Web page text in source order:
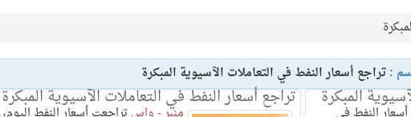
:تراجع أسعار النفط في التعاملات الآسيوية المبكرة
تراجع أسعار النفط في التعاملات الآسيوية المبكرة المبكرة